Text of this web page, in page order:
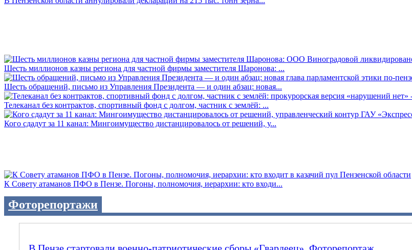
Шесть миллионов казны региона для частной фирмы заместителя Шаронова: ...
Шесть обращений, письмо из Управления Президента — и один абзац: новая...
Телеканал без контрактов, спортивный фонд с долгом, частник с землёй: ...
Кого сдадут за 11 канал: Мингоимущество дистанцировалось от решений, у...
К Совету атаманов ПФО в Пензе. Погоны, полномочия, иерархии: кто входи...
Фоторепортажи